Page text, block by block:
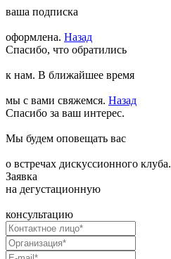
ваша подписка
оформлена. Назад
Спасибо, что обратились
к нам. В ближайшее время
мы с вами свяжемся. Назад
Спасибо за ваш интерес.
Мы будем оповещать вас
о встречах дискуссионного клуба.
Заявка
на дегустационную
консультацию